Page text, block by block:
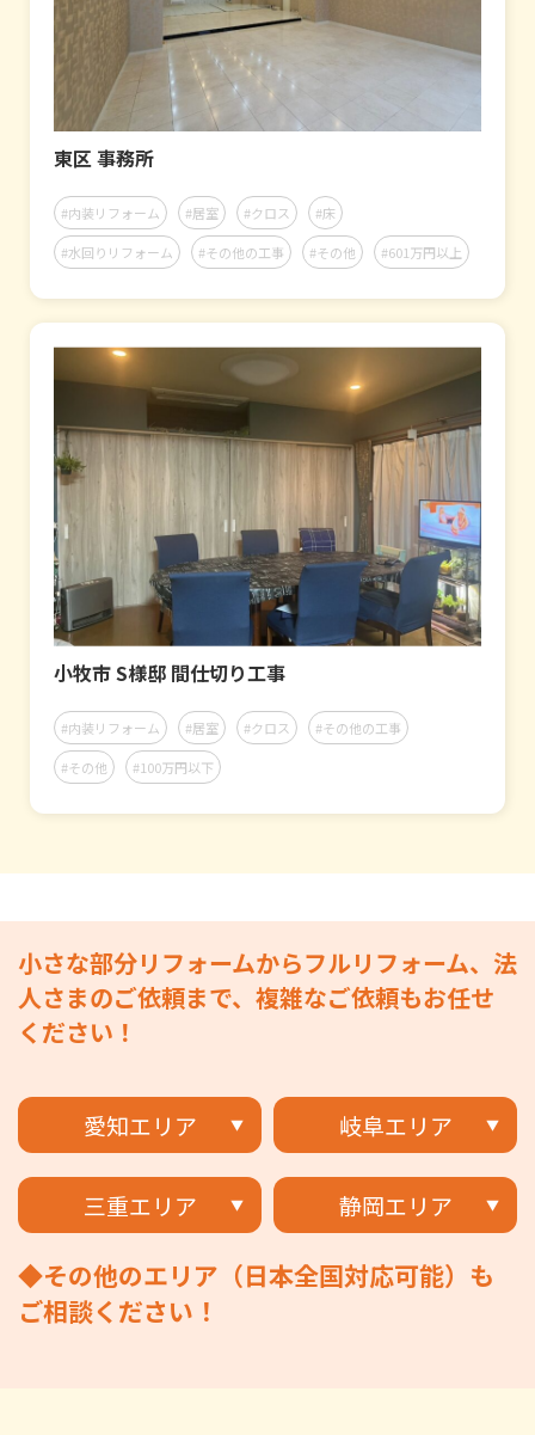
東区 事務所
#内装リフォーム #居室 #クロス #床
#水回りリフォーム #その他の工事 #その他 #601万円以上
小牧市 S様邸 間仕切り工事
#内装リフォーム #居室 #クロス #その他の工事
#その他 #100万円以下
小さな部分リフォームからフルリフォーム、法
人さまのご依頼まで、複雑なご依頼もお任せ
ください！
愛知エリア 岐阜エリア
三重エリア 静岡エリア
◆その他のエリア（日本全国対応可能）も
ご相談ください！